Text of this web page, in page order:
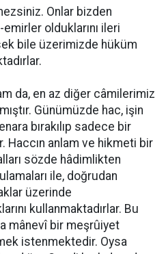
Onlar bizden
olduklarını ileri
bile üzerimizde hüküm
da, en az diğer câmilerimiz
Günümüzde hac, işin
bırakılıp sadece bir
anlam ve hikmeti bir
sözde hâdimlikten
ile, doğrudan
üzerinde
kullanmaktadırlar. Bu
mânevî bir meşrûiyet
istenmektedir. Oysa